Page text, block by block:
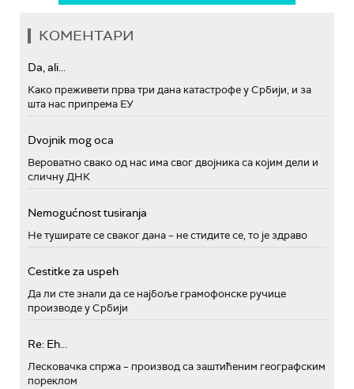
КОМЕНТАРИ
Da, ali...
Како преживети прва три дана катастрофе у Србији, и за
шта нас припрема ЕУ
Dvojnik mog oca
Вероватно свако од нас има свог двојника са којим дели и
сличну ДНК
Nemogućnost tusiranja
Не туширате се сваког дана – не стидите се, то је здраво
Cestitke za uspeh
Да ли сте знали да се најбоље грамофонске ручице
производе у Србији
Re: Eh...
Лесковачка спржа – производ са заштићеним географским
пореклом